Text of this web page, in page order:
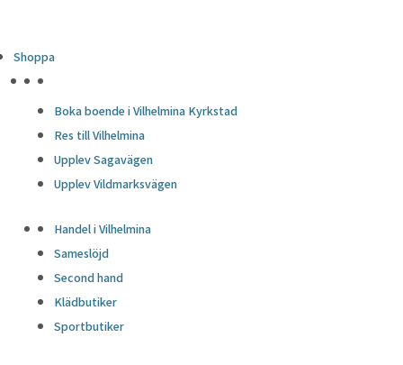
Shoppa
Boka boende i Vilhelmina Kyrkstad
Res till Vilhelmina
Upplev Sagavägen
Upplev Vildmarksvägen
Handel i Vilhelmina
Sameslöjd
Second hand
Klädbutiker
Sportbutiker